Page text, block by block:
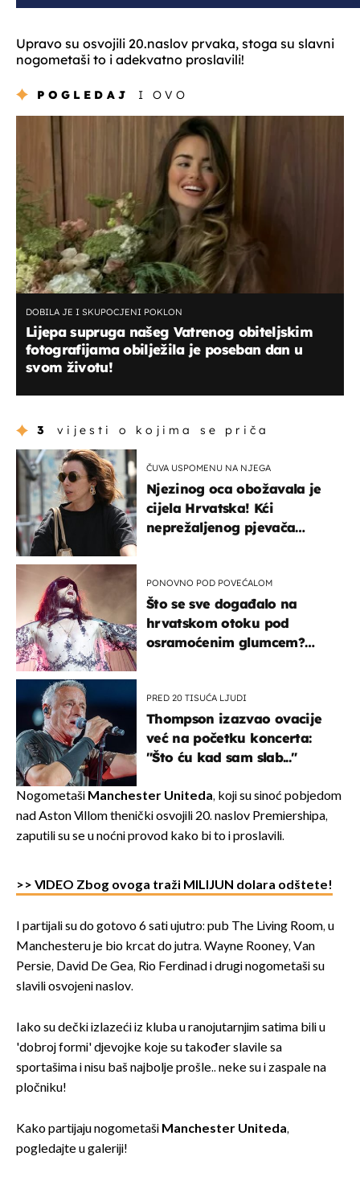
Upravo su osvojili 20.naslov prvaka, stoga su slavni
nogometaši to i adekvatno proslavili!
POGLEDAJ I OVO
DOBILA JE I SKUPOCJENI POKLON
Lijepa supruga našeg Vatrenog obiteljskim
fotografijama obilježila je poseban dan u
svom životu!
3 vijesti o kojima se priča
ČUVA USPOMENU NA NJEGA
Njezinog oca obožavala je
cijela Hrvatska! Kći
neprežaljenog pjevača
PONOVNO POD POVEĆALOM
Što se sve događalo na
hrvatskom otoku pod
osramoćenim glumcem?
PRED 20 TISUĆA LJUDI
Thompson izazvao ovacije
već na početku koncerta:
"Što ću kad sam slab..."
Nogometaši Manchester Uniteda, koji su sinoć pobjedom
nad Aston Villom thenički osvojili 20. naslov Premiershipa,
zaputili su se u noćni provod kako bi to i proslavili.
>> VIDEO Zbog ovoga traži MILIJUN dolara odštete!
I partijali su do gotovo 6 sati ujutro: pub The Living Room, u
Manchesteru je bio krcat do jutra. Wayne Rooney, Van
Persie, David De Gea, Rio Ferdinad i drugi nogometaši su
slavili osvojeni naslov.
Iako su dečki izlazeći iz kluba u ranojutarnjim satima bili u
'dobroj formi' djevojke koje su također slavile sa
sportašima i nisu baš najbolje prošle.. neke su i zaspale na
pločniku!
Kako partijaju nogometaši Manchester Uniteda,
pogledajte u galeriji!